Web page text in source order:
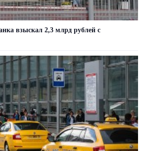
взыскал 2,3 млрд рублей с